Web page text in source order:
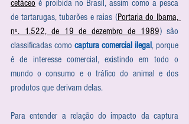
cetáceo é proibida no Brasil, assim como a pesca
de tartarugas, tubarões e raias (Portaria do Ibama,
nº. 1.522, de 19 de dezembro de 1989) são
classificadas como captura comercial ilegal, porque
é de interesse comercial, existindo em todo o
mundo o consumo e o tráfico do animal e dos
produtos que derivam delas.
Para entender a relação do impacto da captura